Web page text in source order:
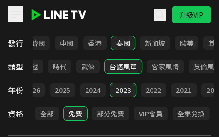
升級VIP
發行
日本 韓國 中國 香港 泰國 新加坡 歐美 其
類型
俠 穿越 時代 武俠 台語風華 客家風情 英倫風
年份
部 2026 2025 2024 2023 2022 2021
資格 全部 免費 部分免費 VIP會員 全集兌換